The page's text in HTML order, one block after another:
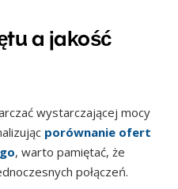
a jakość
wystarczającej mocy
porównanie ofert
, warto pamiętać, że
połączeń.